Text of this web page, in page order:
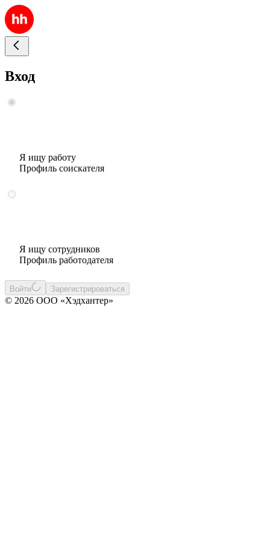
Вход
Я ищу работу
Профиль соискателя
Я ищу сотрудников
Профиль работодателя
Войти Зарегистрироваться
© 2026 ООО «Хэдхантер»